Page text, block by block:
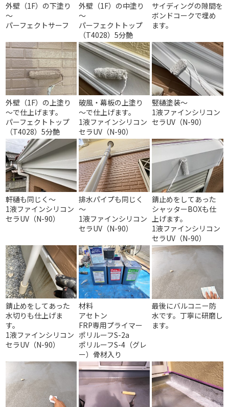
外壁（1F）の下塗り
～
パーフェクトサーフ
外壁（1F）の中塗り
～
パーフェクトトップ
（T4028）5分艶
サイディングの隙間を
ボンドコークで埋め
ます。
外壁（1F）の上塗り
～で仕上げます。
パーフェクトトップ
（T4028）5分艶
破風・幕板の上塗り
～で仕上げます。
1液ファインシリコン
セラUV（N-90）
竪樋塗装～
1液ファインシリコン
セラUV（N-90）
軒樋も同じく～
1液ファインシリコン
セラUV（N-90）
排水パイプも同じく
～
1液ファインシリコン
セラUV（N-90）
錆止めをしてあった
シャッターBOXも仕
上げます。
1液ファインシリコン
セラUV（N-90）
錆止めをしてあった
水切りも仕上げま
す。
1液ファインシリコン
セラUV（N-90）
材料
アセトン
FRP専用プライマー
ポリルーフS-2a
ポリルーフS-4（グレ
ー）骨材入り
最後にバルコニー防
水です。丁寧に研磨し
ます。